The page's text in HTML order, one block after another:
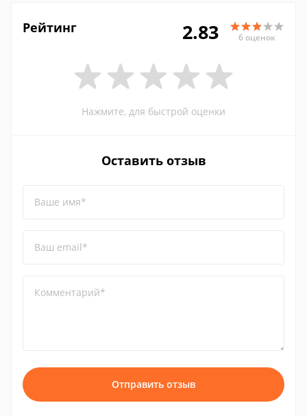
Рейтинг 2.83 6 оценок
Нажмите, для быстрой оценки
Оставить отзыв
Ваше имя*
Ваш email*
Комментарий*
Отправить отзыв